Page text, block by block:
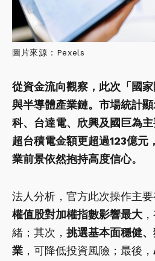
圖片來源：Pexels
從資金流向觀察，此次「國
與半導體產業鏈。市場統計
科、台達電、欣興及國巨為
超台積電金額更超過123億元
業前景依然抱持高度信心。
法人分析，官方此次操作主
權值股對加權指數影響最大
緒；其次， 挑選基本面穩健
業 ，可降低投資風險；最後，